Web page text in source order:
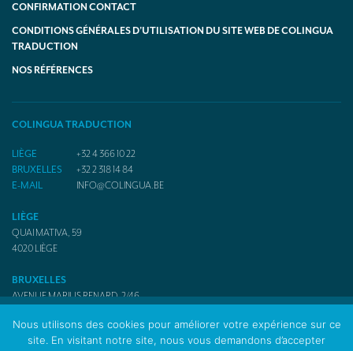
CONFIRMATION CONTACT
CONDITIONS GÉNÉRALES D’UTILISATION DU SITE WEB DE COLINGUA
TRADUCTION
NOS RÉFÉRENCES
COLINGUA TRADUCTION
LIÈGE
+32 4 366 10 22
BRUXELLES
+32 2 318 14 84
E-MAIL
INFO@COLINGUA.BE
LIÈGE
QUAI MATIVA, 59
4020LIÈGE
BRUXELLES
AVENUE MARIUS RENARD, 2/46
Nous utilisons des cookies pour améliorer votre expérience sur ce
site. En visitant notre site, nous vous demandons d’accepter